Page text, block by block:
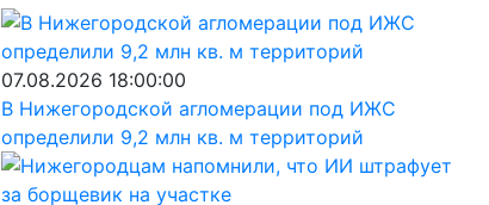
07.08.2026 18:00:00
В Нижегородской агломерации под ИЖС
определили 9,2 млн кв. м территорий